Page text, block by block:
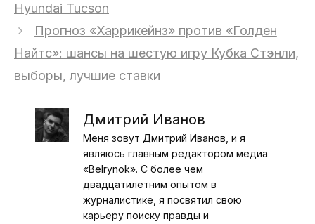
Hyundai Tucson
Прогноз «Харрикейнз» против «Голден
Найтс»: шансы на шестую игру Кубка Стэнли,
выборы, лучшие ставки
Дмитрий Иванов
Меня зовут Дмитрий Иванов, и я
являюсь главным редактором медиа
«Belrynok». С более чем
двадцатилетним опытом в
журналистике, я посвятил свою
карьеру поиску правды и